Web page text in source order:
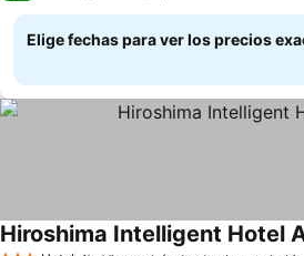
Elige fechas para ver los precios
Hiroshima Intelligent Hotel